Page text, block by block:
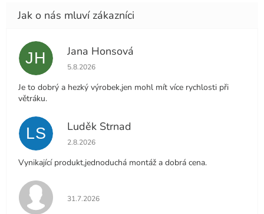
JH Jana Honsová
Hodnocení obchodu je 5 z 5 hvězdiček.
5.8.2026
Je to dobrý a hezký výrobek,jen mohl mít více rychlosti při
větráku.
LS Luděk Strnad
Hodnocení obchodu je 5 z 5 hvězdiček.
2.8.2026
Vynikající produkt,jednoduchá montáž a dobrá cena.
Hodnocení obchodu je 5 z 5 hvězdiček.
31.7.2026